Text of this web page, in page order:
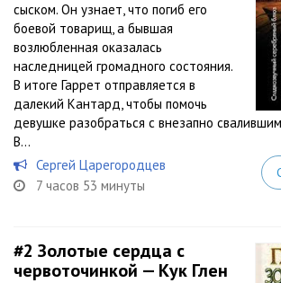
сыском. Он узнает, что погиб его
боевой товарищ, а бывшая
возлюбленная оказалась
наследницей громадного состояния.
В итоге Гаррет отправляется в
далекий Кантард, чтобы помочь
девушке разобраться с внезапно
В...
Сергей Царегородцев
7 часов 53 минуты
#2 Золотые сердца с
червоточинкой — Кук Глен